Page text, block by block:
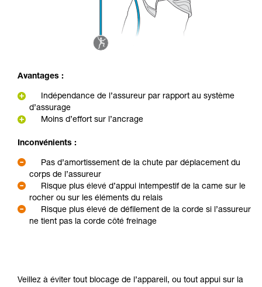
Avantages :
Indépendance de l’assureur par rapport au système
d’assurage
Moins d’effort sur l’ancrage
Inconvénients :
Pas d’amortissement de la chute par déplacement du
corps de l’assureur
Risque plus élevé d’appui intempestif de la came sur le
rocher ou sur les éléments du relais
Risque plus élevé de défilement de la corde si l’assureur
ne tient pas la corde côté freinage
Veillez à éviter tout blocage de l’appareil, ou tout appui sur la